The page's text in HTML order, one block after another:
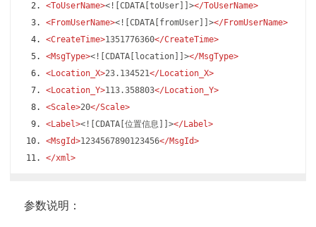
<ToUserName><![CDATA[toUser]]></ToUserName>
<FromUserName><![CDATA[fromUser]]></FromUserName>
<CreateTime>1351776360</CreateTime>
<MsgType><![CDATA[location]]></MsgType>
<Location_X>23.134521</Location_X>
<Location_Y>113.358803</Location_Y>
<Scale>20</Scale>
<Label><![CDATA[位置信息]]></Label>
<MsgId>1234567890123456</MsgId>
</xml>
参数说明：